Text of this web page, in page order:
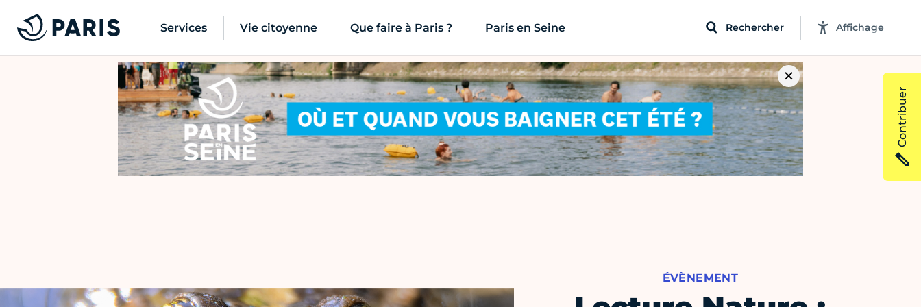
Services Vie citoyenne Que faire à Paris ? Paris en Seine Rechercher Affichage
ÉVÈNEMENT
Contribuer